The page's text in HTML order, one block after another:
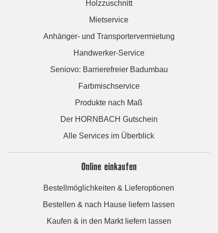
Holzzuschnitt
Mietservice
Anhänger- und Transportervermietung
Handwerker-Service
Seniovo: Barrierefreier Badumbau
Farbmischservice
Produkte nach Maß
Der HORNBACH Gutschein
Alle Services im Überblick
Online einkaufen
Bestellmöglichkeiten & Lieferoptionen
Bestellen & nach Hause liefern lassen
Kaufen & in den Markt liefern lassen